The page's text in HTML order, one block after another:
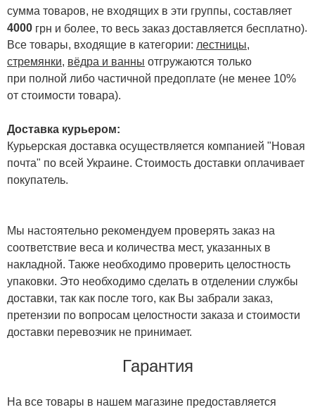
сумма товаров, не входящих в эти группы, составляет
4000 грн и более, то весь заказ доставляется бесплатно).
Все товары, входящие в категории: лестницы,
стремянки, вёдра и ванны отгружаются только
при полной либо частичной предоплате (не менее 10%
от стоимости товара).
Доставка курьером:
Курьерская доставка осуществляется компанией "Новая
почта" по всей Украине. Стоимость доставки оплачивает
покупатель.
Мы настоятельно рекомендуем проверять заказ на
соответствие веса и количества мест, указанных в
накладной. Также необходимо проверить целостность
упаковки. Это необходимо сделать в отделении службы
доставки, так как после того, как Вы забрали заказ,
претензии по вопросам целостности заказа и стоимости
доставки перевозчик не принимает.
Гарантия
На все товары в нашем магазине предоставляется